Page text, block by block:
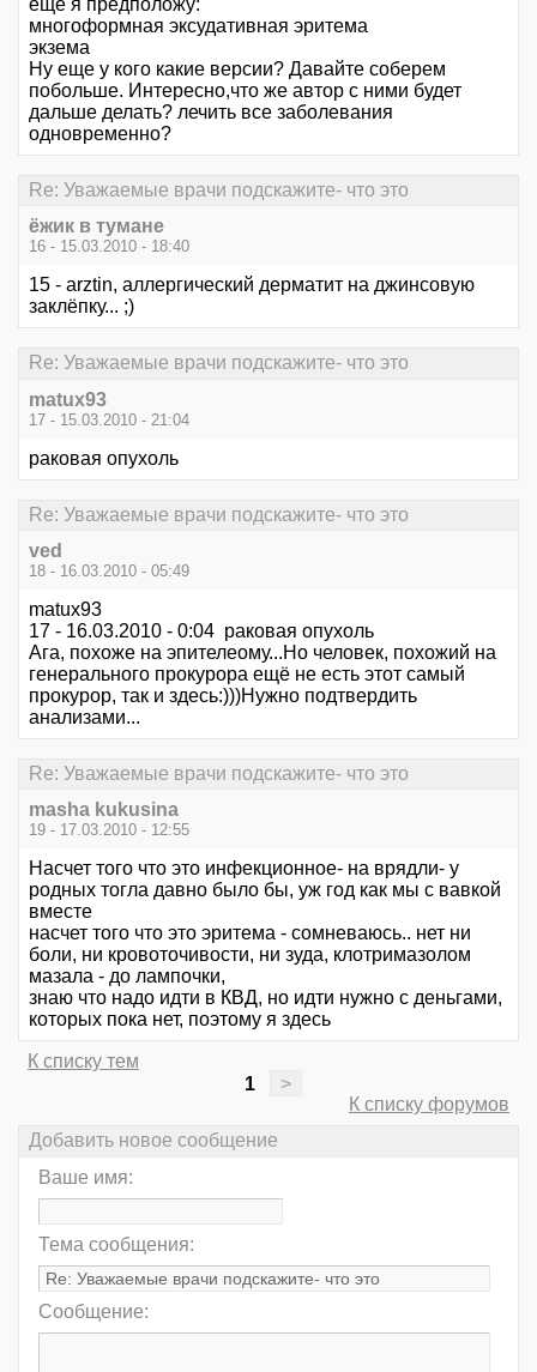
многоформная эксудативная эритема
экзема
Ну еще у кого какие версии? Давайте соберем
побольше. Интересно,что же автор с ними будет
дальше делать? лечить все заболевания
одновременно?
Re: Уважаемые врачи подскажите- что это
ёжик в тумане
16 - 15.03.2010 - 18:40
15 - arztin, аллергический дерматит на джинсовую
заклёпку... ;)
Re: Уважаемые врачи подскажите- что это
matux93
17 - 15.03.2010 - 21:04
раковая опухоль
Re: Уважаемые врачи подскажите- что это
ved
18 - 16.03.2010 - 05:49
matux93
17 - 16.03.2010 - 0:04 раковая опухоль
Ага, похоже на эпителеому...Но человек, похожий на
генерального прокурора ещё не есть этот самый
прокурор, так и здесь:)))Нужно подтвердить
анализами...
Re: Уважаемые врачи подскажите- что это
masha kukusina
19 - 17.03.2010 - 12:55
Насчет того что это инфекционное- на врядли- у
родных тогла давно было бы, уж год как мы с вавкой
вместе
насчет того что это эритема - сомневаюсь.. нет ни
боли, ни кровоточивости, ни зуда, клотримазолом
мазала - до лампочки,
знаю что надо идти в КВД, но идти нужно с деньгами,
которых пока нет, поэтому я здесь
К списку тем
1
>
К списку форумов
Добавить новое сообщение
Ваше имя:
Тема сообщения:
Сообщение: